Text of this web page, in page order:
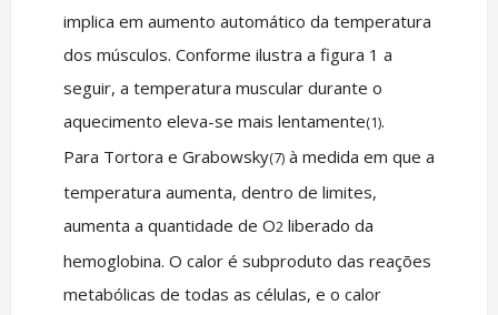
implica em aumento automático da temperatura
dos músculos. Conforme ilustra a figura 1 a
seguir, a temperatura muscular durante o
aquecimento eleva-se mais lentamente(1).
Para Tortora e Grabowsky(7)à medida em que a
temperatura aumenta, dentro de limites,
aumenta a quantidade de O2liberado da
hemoglobina. O calor é subproduto das reações
metabólicas de todas as células, e o calor